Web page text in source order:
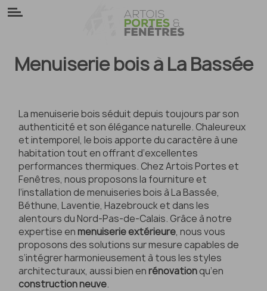
Panneau de gestion des cookies
Menuiserie bois à La Bassée
La menuiserie bois séduit depuis toujours par son
authenticité et son élégance naturelle. Chaleureux
et intemporel, le bois apporte du caractère à une
habitation tout en offrant d’excellentes
performances thermiques. Chez Artois Portes et
Fenêtres, nous proposons la fourniture et
l’installation de menuiseries bois à La Bassée,
Béthune, Laventie, Hazebrouck et dans les
alentours du Nord-Pas-de-Calais. Grâce à notre
expertise enmenuiserie extérieure, nous vous
proposons des solutions sur mesure capables de
s’intégrer harmonieusement à tous les styles
architecturaux, aussi bien enrénovationqu’en
construction neuve.